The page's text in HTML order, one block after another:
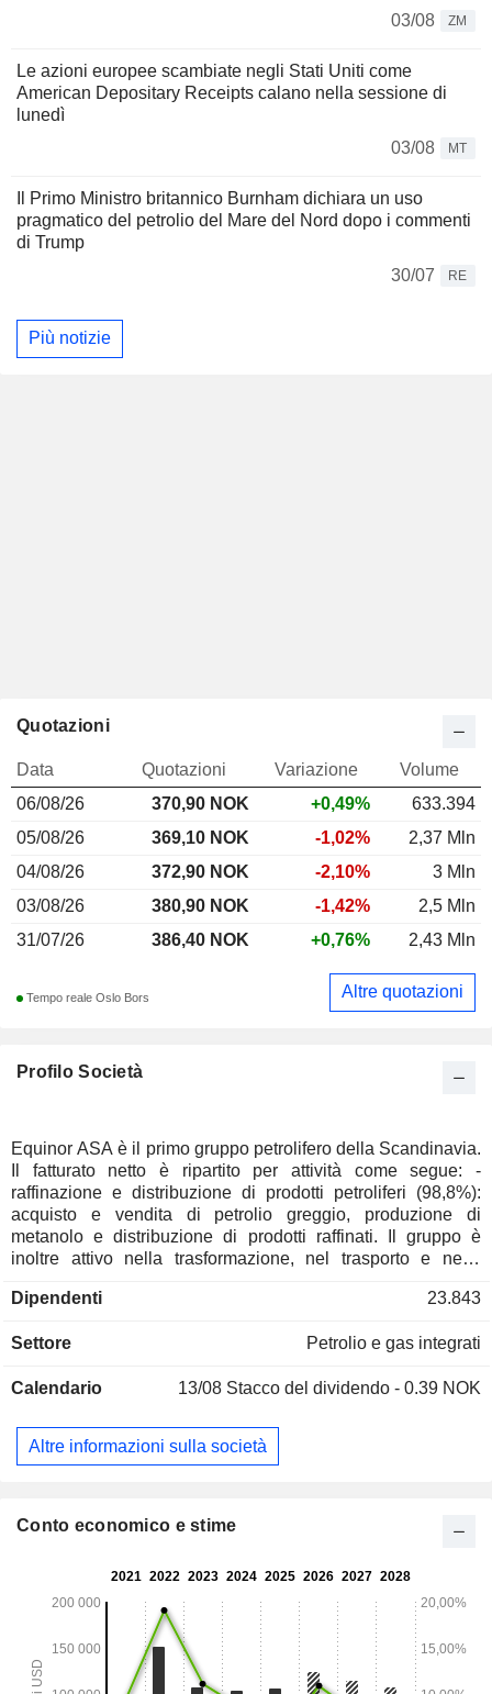
03/08
ZM
Le azioni europee scambiate negli Stati Uniti come
American Depositary Receipts calano nella sessione di
lunedì
03/08
MT
Il Primo Ministro britannico Burnham dichiara un uso
pragmatico del petrolio del Mare del Nord dopo i commenti
di Trump
30/07
RE
Più notizie
Profilo Società
Equinor ASA è il primo gruppo petrolifero della Scandinavia.
Il fatturato netto è ripartito per attività come segue: -
raffinazione e distribuzione di prodotti petroliferi (98,8%):
acquisto e vendita di petrolio greggio, produzione di
metanolo e distribuzione di prodotti raffinati. Il gruppo è
inoltre attivo nella trasformazione, nel trasporto e nella
Dipendenti 23.843
Settore Petrolio e gas integrati
Calendario 13/08 Stacco del dividendo - 0.39 NOK
Altre informazioni sulla società
Quotazioni
Data Quotazioni Variazione
Volume
06/08/26
370,90 NOK +0,49%
633.394
05/08/26
369,10 NOK -1,02%
2,37 Mln
04/08/26
372,90 NOK -2,10%
3 Mln
03/08/26
380,90 NOK -1,42%
2,5 Mln
31/07/26
386,40 NOK +0,76% 2,43 Mln
Tempo reale Oslo Bors Altre quotazioni
Conto economico e stime